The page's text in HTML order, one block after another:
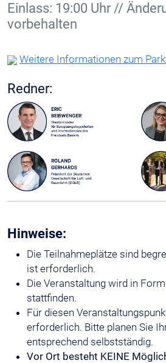
Einlass: 19:00 Uhr //
vorbehalten
Weitere Informationen zum
Redner:
Hinweise:
Die Teilnahmeplätze sind
ist erforderlich.
Die Veranstaltung wird in
stattfinden.
Für diesen
erforderlich. Bitte planen Sie
entsprechend selbstständig.
Vor Ort besteht KEINE